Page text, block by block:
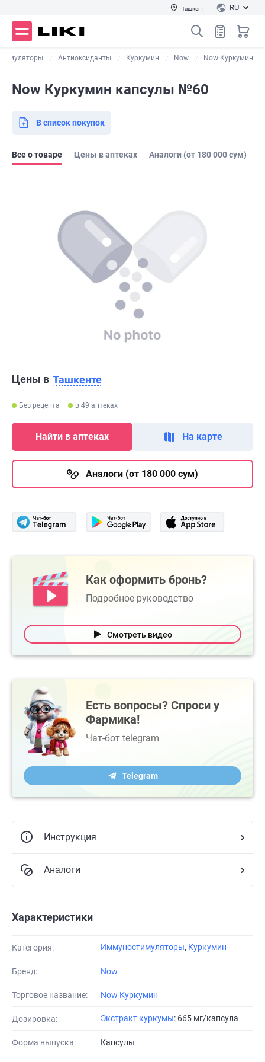
Ташкент RU
Антиоксиданты Куркумин Now Now Куркумин
Now Куркумин капсулы №60
В список покупок
Все о товаре Цены в аптеках Аналоги (от 180 000 сум)
Цены в Ташкенте
Без рецепта в 49 аптеках
Найти в аптеках На карте
Аналоги (от 180 000 сум)
Как оформить бронь?
Подробное руководство
Смотреть видео
Есть вопросы? Спроси у
Фармика!
Чат-бот telegram
Telegram
Инструкция
Аналоги
Характеристики
Категория: Иммуностимуляторы, Куркумин
Бренд: Now
Торговое название: Now Куркумин
Дозировка: Экстракт куркумы: 665 мг/капсула
Форма выпуска: Капсулы